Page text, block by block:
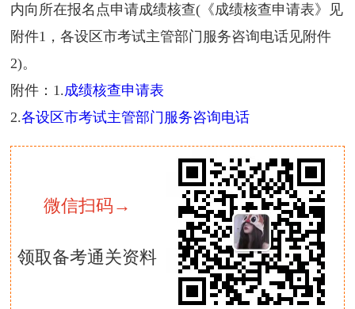
内向所在报名点申请成绩核查(《成绩核查申请表》见
附件1，各设区市考试主管部门服务咨询电话见附件
2)。
附件：1.成绩核查申请表
2.各设区市考试主管部门服务咨询电话
微信扫码→
领取备考通关资料